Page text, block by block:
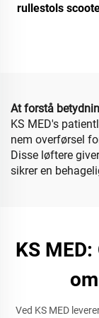
rullestols
At forstå
KS MED's
nem overførsel
Disse løftere
sikrer en
KS
Ved KS MED